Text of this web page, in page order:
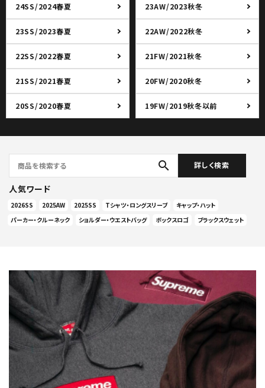
24SS/2024春夏 23AW/2023秋冬
23SS/2023春夏 22AW/2022秋冬
22SS/2022春夏 21FW/2021秋冬
21SS/2021春夏 20FW/2020秋冬
20SS/2020春夏 19FW/2019秋冬以前
search 詳しく検索
人気ワード
2026SS 2025AW 2025SS Tシャツ・ロングスリーブ
キャップ・ハット
パーカー・クルーネック
ショルダー・ウエストバッグ ボックスロゴ ブラックスウェット